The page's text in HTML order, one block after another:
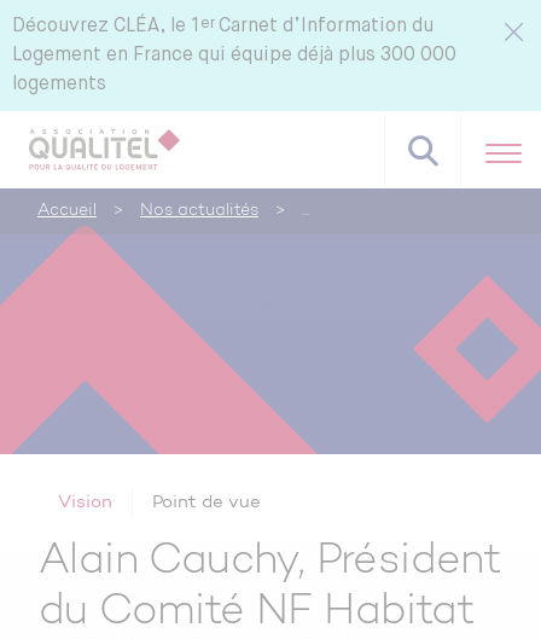
Découvrez CLÉA, le 1 er Carnet d’Information du
Logement en France qui équipe déjà plus 300 000
logements
Accueil > Nos actualités >
Vision Point de vue
Alain Cauchy, Président
du Comité NF Habitat